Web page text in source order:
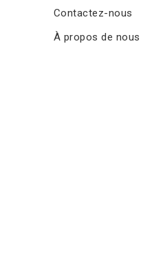
Contactez-nous
À propos de nous